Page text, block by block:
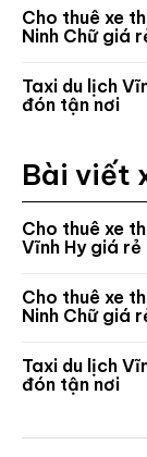
Cho thuê xe
Ninh Chữ giá
Taxi du lịch
đón tận nơi
Bài viết
Cho thuê xe
Vĩnh Hy giá
Cho thuê xe
Ninh Chữ giá
Taxi du lịch
đón tận nơi